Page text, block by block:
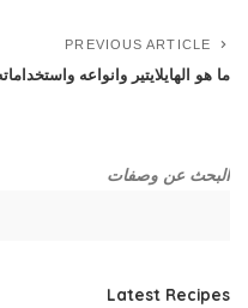
PREVIOUS ARTICLE
ما هو الهايلايتير وانواعه
البحث عن وصفات
Latest Recipes